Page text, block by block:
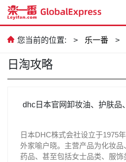
您当前的位置: > 乐一番 >
国热门代购品类
错过日淘攻略
dhc日本官网卸妆油、护肤品
日本DHC株式会社设立于1975
外家喻户晓。主营产品为化妆
药品、甚至包括女士品类、服